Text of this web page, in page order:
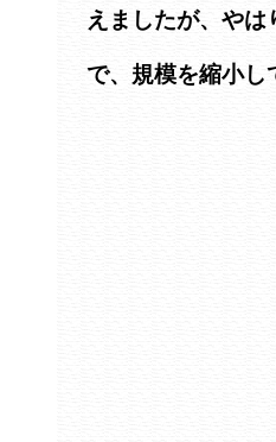
えましたが、や
で、規模を縮小し